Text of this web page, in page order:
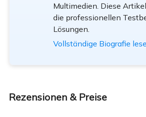
Multimedien. Diese
die professionellen
Lösungen.
Vollständige Biografie
Rezensionen & Preise